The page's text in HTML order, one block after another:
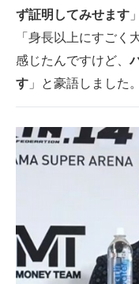
ず証明してみせます
「身長以上にすごく
感じたんですけど、
す 」と豪語しました。